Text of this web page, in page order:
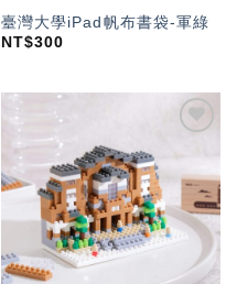
臺灣大學iPad帆布書袋-軍綠
NT$300
望輕
單」